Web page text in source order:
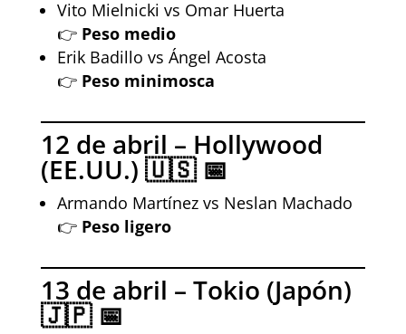
Vito Mielnicki vs Omar Huerta
👉 Peso medio
Erik Badillo vs Ángel Acosta
👉 Peso minimosca
12 de abril – Hollywood
(EE.UU.) 🇺🇸 📅
Armando Martínez vs Neslan Machado
👉 Peso ligero
13 de abril – Tokio (Japón)
🇯🇵 📅